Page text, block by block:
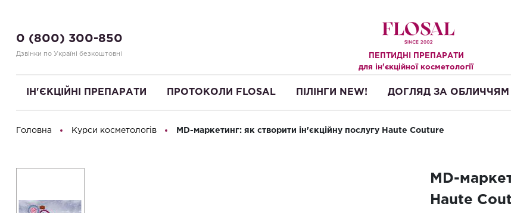
0 (800) 300-850
Дзвінки по Україні безкоштовні
ПЕПТИДНІ ПРЕПАРАТИ
для ін'єкційної косметології
ІН'ЄКЦІЙНІ ПРЕПАРАТИ ПРОТОКОЛИ FLOSAL ПІЛІНГИ NEW! ДОГЛЯД ЗА ОБЛИЧЧЯМ
Головна Курси косметологів MD-маркетинг: як створити ін'єкційну послугу Haute Couture
MD-
Haute